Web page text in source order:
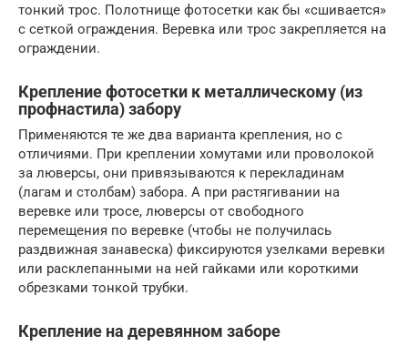
тонкий трос. Полотнище фотосетки как бы «сшивается»
с сеткой ограждения. Веревка или трос закрепляется на
ограждении.
Крепление фотосетки к металлическому (из
профнастила) забору
Применяются те же два варианта крепления, но с
отличиями. При креплении хомутами или проволокой
за люверсы, они привязываются к перекладинам
(лагам и столбам) забора. А при растягивании на
веревке или тросе, люверсы от свободного
перемещения по веревке (чтобы не получилась
раздвижная занавеска) фиксируются узелками веревки
или расклепанными на ней гайками или короткими
обрезками тонкой трубки.
Крепление на деревянном заборе